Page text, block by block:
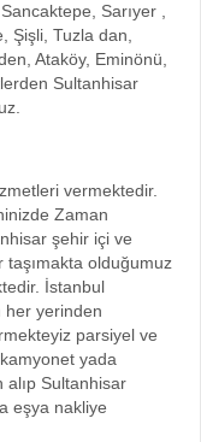
Sarıyer ,
Şişli, Tuzla dan,
Ataköy, Eminönü,
Sultanhisar
vermektedir.
Zaman
şehir içi ve
taşımakta olduğumuz
İstanbul
her yerinden
parsiyel ve
yada
Sultanhisar
eşya nakliye